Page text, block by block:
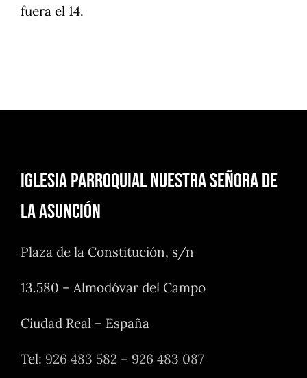
fuera el 14.
Iglesia Parroquial Nuestra Señora de
la Asunción
Plaza de la Constitución, s/n
13.580 – Almodóvar del Campo
Ciudad Real – España
Tel: 926 483 582 – 926 483 087